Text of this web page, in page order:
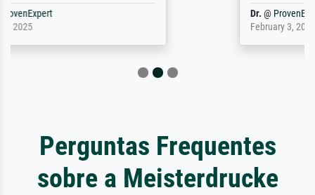
Perguntas Frequentes
sobre a Meisterdrucke